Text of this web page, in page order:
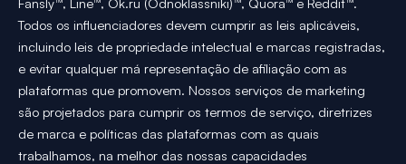
Todos os influenciadores devem cumprir as leis aplicáveis,
incluindo leis de propriedade intelectual e marcas registradas,
e evitar qualquer má representação de afiliação com as
plataformas que promovem. Nossos serviços de marketing
são projetados para cumprir os termos de serviço, diretrizes
de marca e políticas das plataformas com as quais
trabalhamos, na melhor das nossas capacidades